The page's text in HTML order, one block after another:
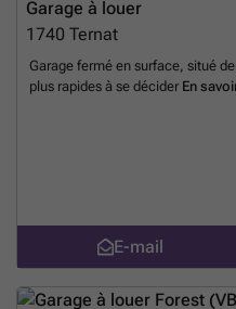
Garage à louer
1740 Ternat
Garage fermé en surface, situé
plus rapides à se décider En
E-mail